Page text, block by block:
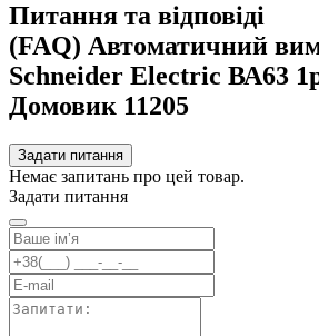
Питання та відповіді
(FAQ) Автоматичний
Schneider Electric ВА63
Домовик 11205
Задати питання
Немає запитань про цей товар.
Задати питання